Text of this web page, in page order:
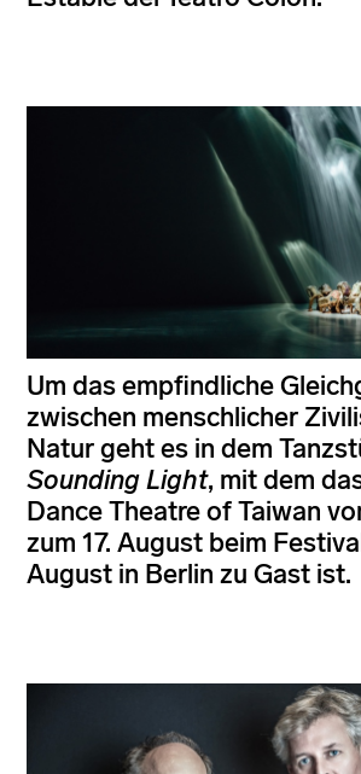
Um das empfindliche
zwischen menschlicher
Natur geht es in dem
Sounding Light, mit dem
Dance Theatre of Taiwan
zum 17. August beim
August in Berlin zu Gast ist.